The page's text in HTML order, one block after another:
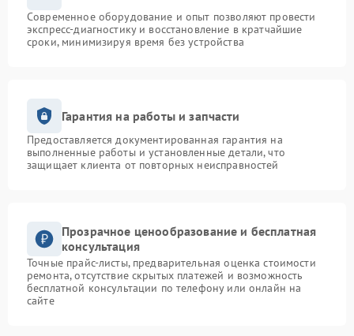
Современное оборудование и опыт позволяют провести
экспресс-диагностику и восстановление в кратчайшие
сроки, минимизируя время без устройства
Гарантия на работы и запчасти
Предоставляется документированная гарантия на
выполненные работы и установленные детали, что
защищает клиента от повторных неисправностей
Прозрачное ценообразование и бесплатная
консультация
Точные прайс-листы, предварительная оценка стоимости
ремонта, отсутствие скрытых платежей и возможность
бесплатной консультации по телефону или онлайн на
сайте